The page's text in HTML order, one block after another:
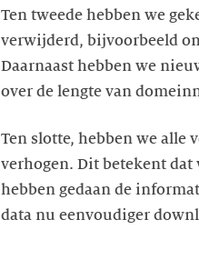
Ten tweede hebben we
verwijderd, bijvoorbeeld
Daarnaast hebben we
over de lengte van
Ten slotte, hebben we alle
verhogen. Dit betekent dat
hebben gedaan de
data nu eenvoudiger